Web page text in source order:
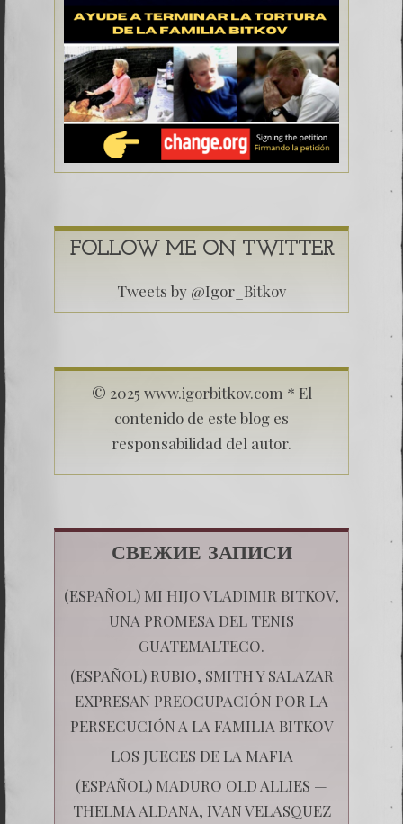
FOLLOW ME ON TWITTER
Tweets by @Igor_Bitkov
© 2025 www.igorbitkov.com * El
contenido de este blog es
responsabilidad del autor.
СВЕЖИЕ ЗАПИСИ
(ESPAÑOL) MI HIJO VLADIMIR BITKOV,
UNA PROMESA DEL TENIS
GUATEMALTECO.
(ESPAÑOL) RUBIO, SMITH Y SALAZAR
EXPRESAN PREOCUPACIÓN POR LA
PERSECUCIÓN A LA FAMILIA BITKOV
LOS JUECES DE LA MAFIA
(ESPAÑOL) MADURO OLD ALLIES —
THELMA ALDANA, IVAN VELASQUEZ